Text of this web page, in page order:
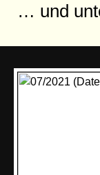
… und